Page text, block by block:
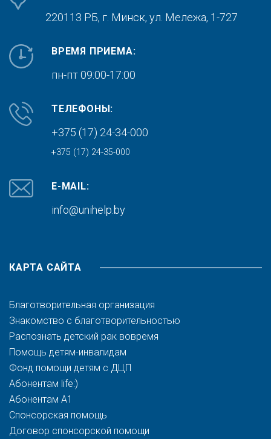
220113 РБ, г. Минск, ул. Мележа, 1-727
ВРЕМЯ ПРИЕМА:
пн-пт 09:00-17:00
ТЕЛЕФОНЫ:
+375 (17) 24-34-000
+375 (17) 24-35-000
E-MAIL:
info@unihelp.by
КАРТА САЙТА
Благотворительная организация
Знакомство с благотворительностью
Распознать детский рак вовремя
Помощь детям-инвалидам
Фонд помощи детям с ДЦП
Абонентам life:)
Абонентам A1
Спонсорская помощь
Договор спонсорской помощи